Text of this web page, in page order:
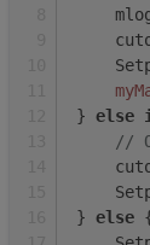
}
} else
//
} else